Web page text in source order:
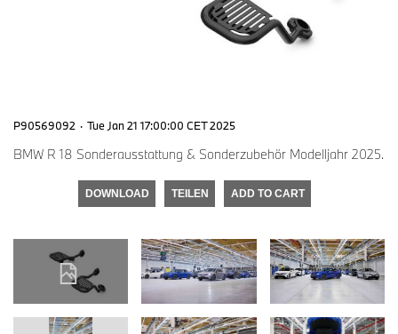
P90569092 · Tue Jan 21 17:00:00 CET 2025
BMW R 18 Sonderausstattung & Sonderzubehör Modelljahr 2025.
DOWNLOAD TEILEN ADD TO CART